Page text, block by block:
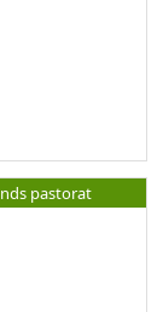
pastorat